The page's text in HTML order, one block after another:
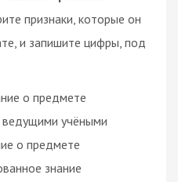
признаки, которые он
и запишите цифры, под
о предмете
ведущими учёными
о предмете
знание